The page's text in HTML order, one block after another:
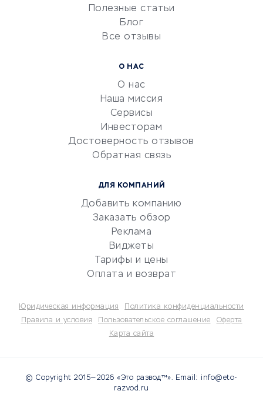
УСЛУГИ ДЛЯ БИЗНЕСА
документооборот
Юридические компании
Бухгалтерия онлайн
Потребительские кредиты
Полезные статьи
Блог
Все отзывы
О НАС
О нас
Наша миссия
Сервисы
Инвесторам
Достоверность отзывов
Обратная связь
ДЛЯ КОМПАНИЙ
Добавить компанию
Заказать обзор
Реклама
Виджеты
Тарифы и цены
Оплата и возврат
Юридическая информация
Политика конфиденциальности
Правила и условия
Пользовательское соглашение
Оферта
Карта сайта
© Copyright 2015—2026 «Это развод™». Email: info@eto-
razvod.ru